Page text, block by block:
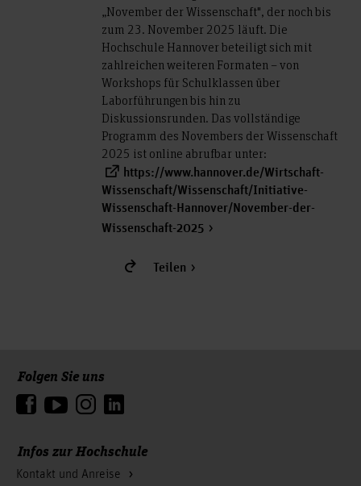
„November der Wissenschaft", der noch bis
zum 23. November 2025 läuft. Die
Hochschule Hannover beteiligt sich mit
zahlreichen weiteren Formaten – von
Workshops für Schulklassen über
Laborführungen bis hin zu
Diskussionsrunden. Das vollständige
Programm des Novembers der Wissenschaft
2025 ist online abrufbar unter:
https://www.hannover.de/Wirtschaft-
Wissenschaft/Wissenschaft/Initiative-
Wissenschaft-Hannover/November-der-
Wissenschaft-2025
Teilen
Infos zur Hochschule
Kontakt und Anreise
Folgen Sie uns